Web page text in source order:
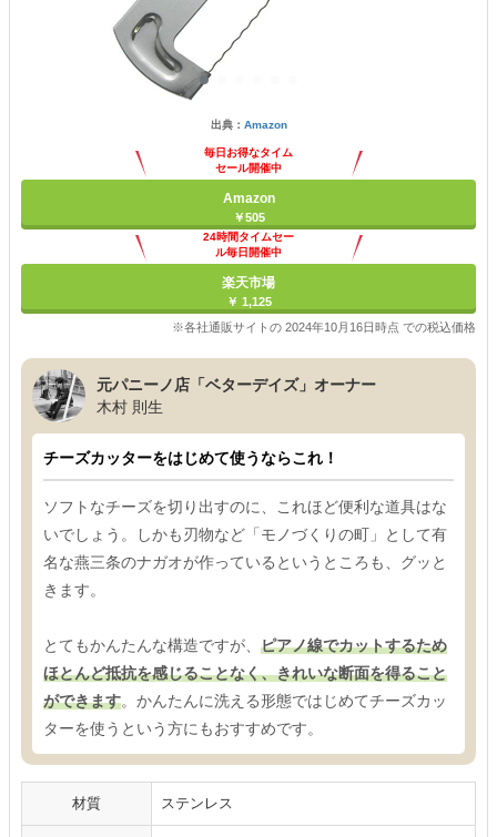
出典： Amazon
毎日お得なタイム
セール開催中
Amazon
￥505
24時間タイムセー
ル毎日開催中
楽天市場
￥ 1,125
※各社通販サイトの 2024年10月16日時点 での税込価格
元パニーノ店「ベターデイズ」オーナー
木村 則生
チーズカッターをはじめて使うならこれ！
ソフトなチーズを切り出すのに、これほど便利な道具はな
いでしょう。しかも刃物など「モノづくりの町」として有
名な燕三条のナガオが作っているというところも、グッと
きます。
とてもかんたんな構造ですが、 ピアノ線でカットするため
ほとんど抵抗を感じることなく、きれいな断面を得ること
ができます。かんたんに洗える形態ではじめてチーズカッ
ターを使うという方にもおすすめです。
材質 ステンレス